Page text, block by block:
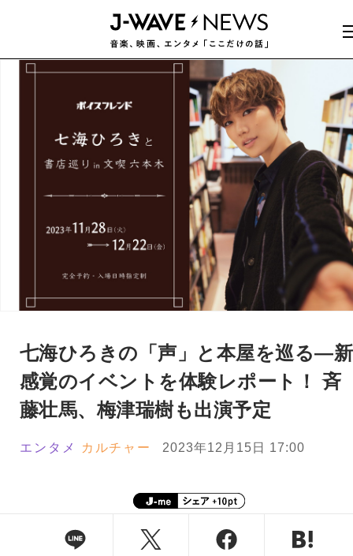
七海ひろきの「声」と本屋を巡る―新
感覚のイベントを体験レポート！ 斉
藤壮馬、梅津瑞樹も出演予定
エンタメ カルチャー 2023年12月15日 17:00